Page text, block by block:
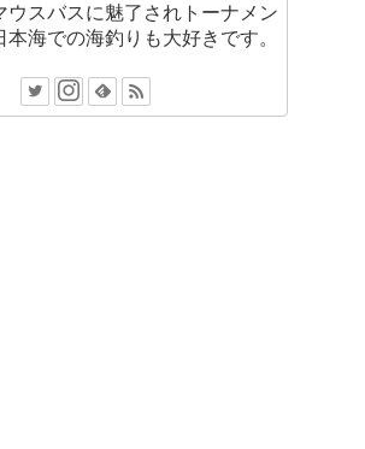
ウスバスに魅了されトーナメン
本海での海釣りも大好きです。